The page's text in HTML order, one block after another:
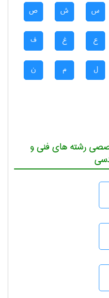
س ش ص
ع غ ف
ل م ن
رشته های فنی و